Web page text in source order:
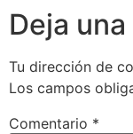
Deja
Tu dirección de
Los campos
Comentario *